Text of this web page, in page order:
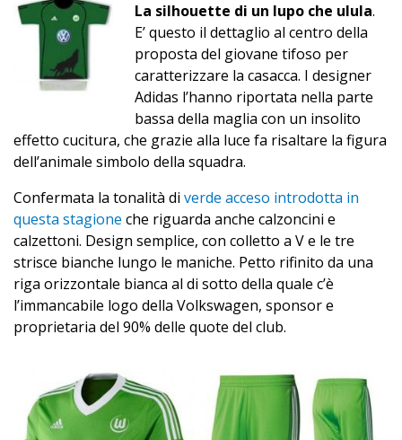
La silhouette di un lupo che ulula.
E’ questo il dettaglio al centro della
proposta del giovane tifoso per
caratterizzare la casacca. I designer
Adidas l’hanno riportata nella parte
bassa della maglia con un insolito
effetto cucitura, che grazie alla luce fa risaltare la figura
dell’animale simbolo della squadra.
Confermata la tonalità di verde acceso introdotta in
questa stagione che riguarda anche calzoncini e
calzettoni. Design semplice, con colletto a V e le tre
strisce bianche lungo le maniche. Petto rifinito da una
riga orizzontale bianca al di sotto della quale c’è
l’immancabile logo della Volkswagen, sponsor e
proprietaria del 90% delle quote del club.